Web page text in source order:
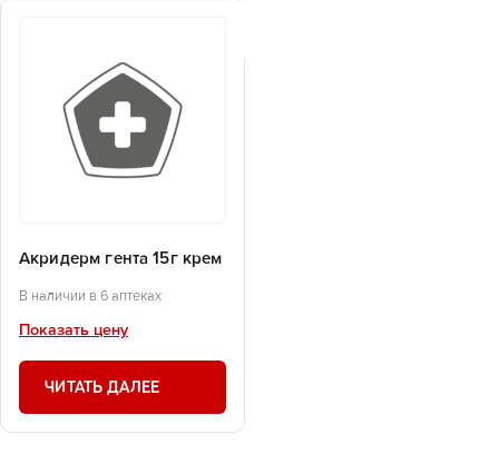
Акридерм гента 15г крем
В наличии в 6 аптеках
Показать цену
ЧИТАТЬ ДАЛЕЕ